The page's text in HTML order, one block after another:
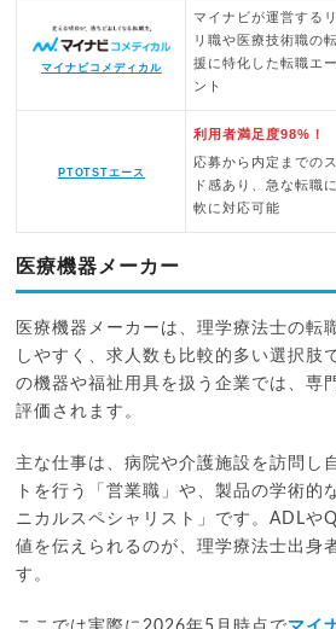
マイナビコメディカル
マイナビが運営する
リ職や医療技術職の
援に特化した転職エ
ント
PTOTSTエース
利用者満足度98%！
応募から内定までの
ド感あり、急な転職
軟に対応可能
医療機器メーカー
医療機器メーカーは、理学療法士の転
しやすく、求人数も比較的多い選択肢
の機器や福祉用具を扱う企業では、専
評価されます。
主な仕事は、病院や介護施設を訪問し
トを行う「営業職」や、製品の学術的
ニカルスペシャリスト」です。ADLや
値を伝えられるのが、理学療法士出身
す。